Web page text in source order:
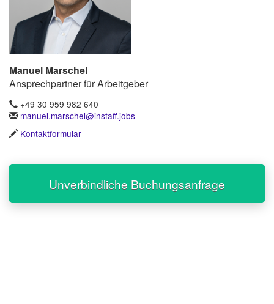
Manuel Marschel
Ansprechpartner für Arbeitgeber
+49 30 959 982 640
manuel.marschel@instaff.jobs
Kontaktformular
Unverbindliche Buchungsanfrage